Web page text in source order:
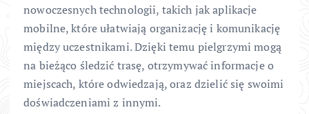
nowoczesnych technologii, takich jak aplikacje
mobilne, które ułatwiają organizację i komunikację
między uczestnikami. Dzięki temu pielgrzymi mogą
na bieżąco śledzić trasę, otrzymywać informacje o
miejscach, które odwiedzają, oraz dzielić się swoimi
doświadczeniami z innymi.